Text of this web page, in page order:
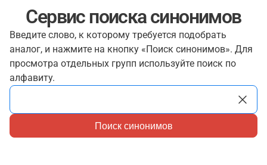
Сервис поиска синонимов
Введите слово, к которому требуется подобрать
аналог, и нажмите на кнопку «Поиск синонимов». Для
просмотра отдельных групп используйте поиск по
алфавиту.
Поиск синонимов